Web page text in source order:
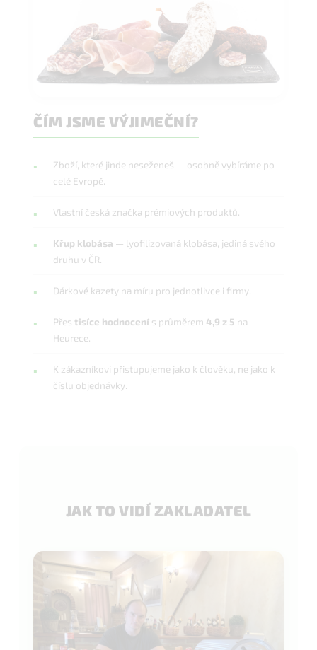
ČÍM JSME VÝJIMEČNÍ?
Zboží, které jinde neseženeš — osobně vybíráme po
celé Evropě.
Vlastní česká značka prémiových produktů.
Křup klobása — lyofilizovaná klobása, jediná svého
druhu v ČR.
Dárkové kazety na míru pro jednotlivce i firmy.
Přes tisíce hodnocení s průměrem 4,9 z 5 na
Heurece.
K zákazníkovi přistupujeme jako k člověku, ne jako k
číslu objednávky.
JAK TO VIDÍ ZAKLADATEL